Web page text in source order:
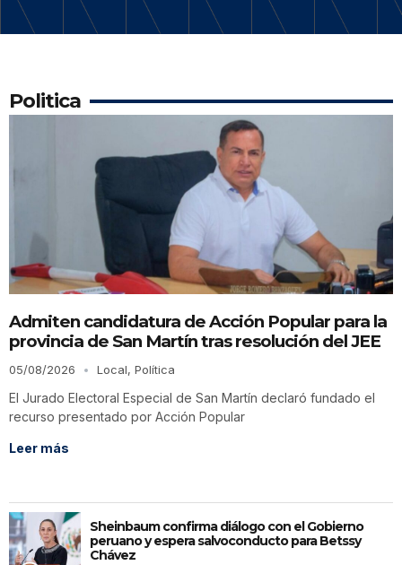
Politica
Admiten candidatura de Acción Popular para la
provincia de San Martín tras resolución del JEE
05/08/2026 Local, Política
El Jurado Electoral Especial de San Martín declaró fundado el
recurso presentado por Acción Popular
Leer más
Sheinbaum confirma diálogo con el Gobierno
peruano y espera salvoconducto para Betssy
Chávez